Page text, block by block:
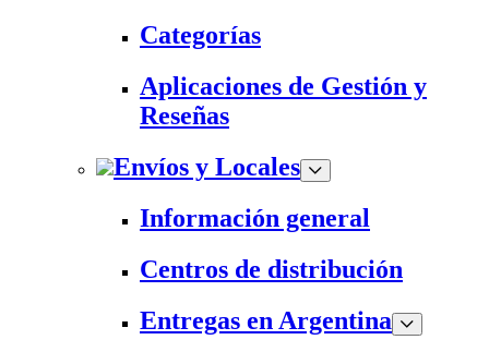
Categorías
Aplicaciones de Gestión y
Reseñas
Envíos y Locales
Información general
Centros de distribución
Entregas en Argentina